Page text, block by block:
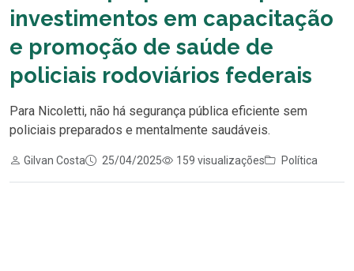
investimentos em capacitação
e promoção de saúde de
policiais rodoviários federais
Para Nicoletti, não há segurança pública eficiente sem
policiais preparados e mentalmente saudáveis.
Gilvan Costa 25/04/2025 159 visualizações Política